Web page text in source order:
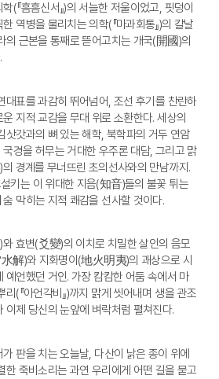
(『흠흠신서』)의 서늘한 저울이었고, 핏덩이
역병을 물리치는 의학(『마과회통』)의 칼날
의 근본을 통째로 뜯어고치는 개국(開國)의
대표를 과감히 뛰어넘어, 조선 후기를 찬란하
지적 교감을 무대 위로 소환한다. 세상의
삿갓과의 뼈 있는 해학, 북학파의 거두 연암
경을 허무는 거대한 우주론 대담, 그리고 맑
경계를 무너뜨린 초의선사와의 만남까지.
키는 이 위대한 지음(知音)들의 불꽃 튀는
막히는 지적 쾌감을 선사할 것이다.
효변(爻變)의 이치로 치밀한 살인의 음모
解)와 지화명이(地火明夷)의 괘상으로 시
예언했던 거인. 가장 캄캄한 어둠 속에서 마
(『아언각비』)까지 맑게 씻어내며 생을 관조
이제 당신의 눈앞에 벼락처럼 펼쳐진다.
판을 치는 오늘날, 다산이 낡은 종이 위에
한 죽비소리는 과연 우리에게 어떤 길을 묻고